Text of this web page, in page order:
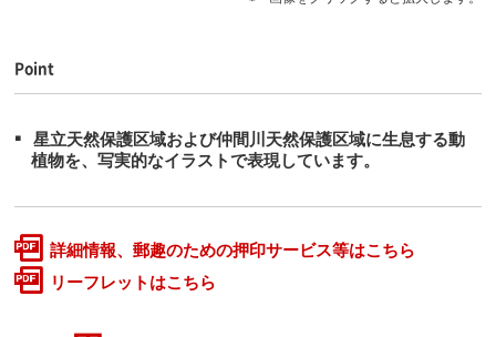
Point
星立天然保護区域および仲間川天然保護区域に生息する動
植物を、写実的なイラストで表現しています。
詳細情報、郵趣のための押印サービス等はこちら
リーフレットはこちら